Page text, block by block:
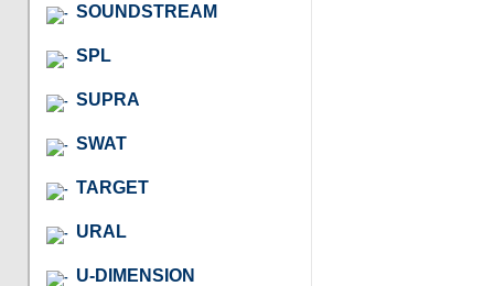
SOUNDSTREAM
SPL
SUPRA
SWAT
TARGET
URAL
U-DIMENSION